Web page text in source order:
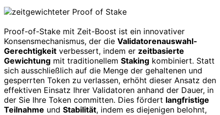
Proof-of-Stake mit Zeit-Boost ist ein innovativer
Konsensmechanismus, der die Validatorenauswahl-
Gerechtigkeit verbessert, indem er zeitbasierte
Gewichtung mit traditionellem Staking kombiniert. Statt
sich ausschließlich auf die Menge der gehaltenen und
gesperrten Token zu verlassen, erhöht dieser Ansatz den
effektiven Einsatz Ihrer Validatoren anhand der Dauer, in
der Sie Ihre Token committen. Dies fördert langfristige
Teilnahme und Stabilität, indem es diejenigen belohnt,